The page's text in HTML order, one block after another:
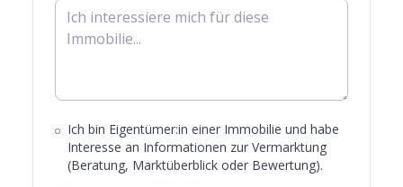
Ich bin Eigentümer:in einer Immobilie und habe
Interesse an Informationen zur Vermarktung
(Beratung, Marktüberblick oder Bewertung).